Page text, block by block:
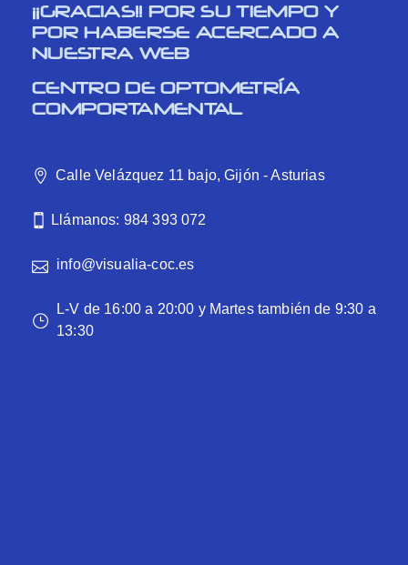
¡¡GRACIAS!! POR SU TIEMPO Y
POR HABERSE ACERCADO A
NUESTRA WEB
CENTRO DE OPTOMETRÍA
COMPORTAMENTAL
Calle Velázquez 11 bajo, Gijón - Asturias
Llámanos: 984 393 072
info@visualia-coc.es
L-V de 16:00 a 20:00 y Martes también de 9:30 a
13:30